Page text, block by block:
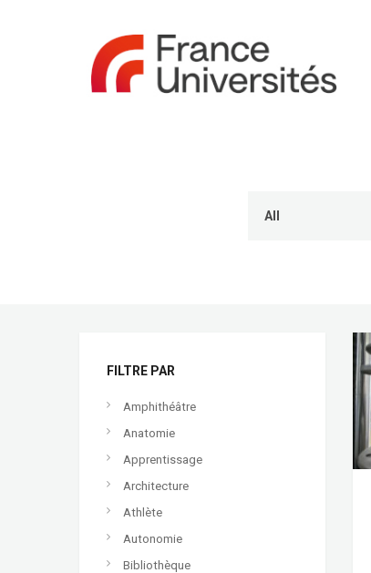
FILTRE PAR
Amphithéâtre
Anatomie
Apprentissage
Architecture
Athlète
Autonomie
Bibliothèque